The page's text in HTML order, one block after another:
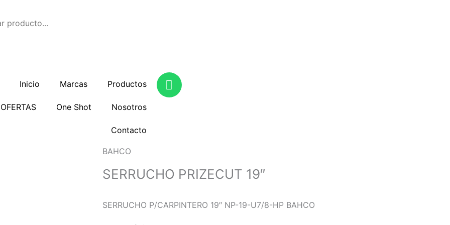
Inicio Marcas Productos
One Shot Nosotros
Contacto
W
h
p
BAHCO
SERRUCHO PRIZECUT 19″
SERRUCHO P/CARPINTERO 19″ NP-19-U7/8-HP BAHCO